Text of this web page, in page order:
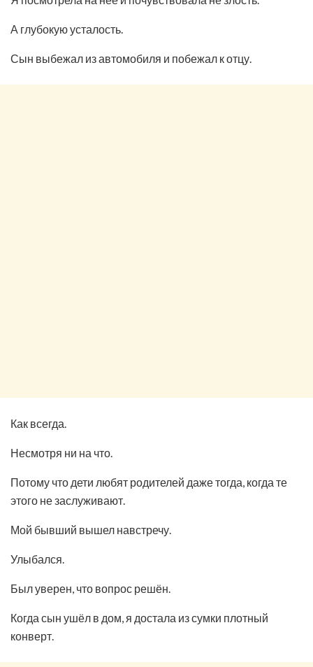
А глубокую усталость.
Сын выбежал из автомобиля и побежал к отцу.
Как всегда.
Несмотря ни на что.
Потому что дети любят родителей даже тогда, когда те
этого не заслуживают.
Мой бывший вышел навстречу.
Улыбался.
Был уверен, что вопрос решён.
Когда сын ушёл в дом, я достала из сумки плотный
конверт.